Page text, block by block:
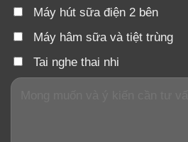
Máy hút sữa điện 2 bên
Máy hâm sữa và tiệt trùng
Tai nghe thai nhi